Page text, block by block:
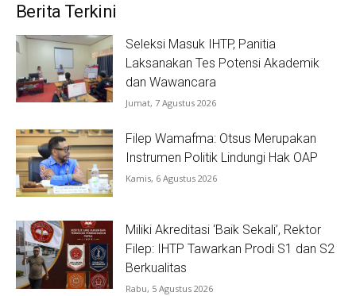
Berita Terkini
Seleksi Masuk IHTP, Panitia
Laksanakan Tes Potensi Akademik
dan Wawancara
Jumat, 7 Agustus 2026
Filep Wamafma: Otsus Merupakan
Instrumen Politik Lindungi Hak OAP
Kamis, 6 Agustus 2026
Miliki Akreditasi ‘Baik Sekali’, Rektor
Filep: IHTP Tawarkan Prodi S1 dan S2
Berkualitas
Rabu, 5 Agustus 2026